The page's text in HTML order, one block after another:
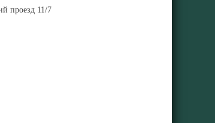
проезд 11/7